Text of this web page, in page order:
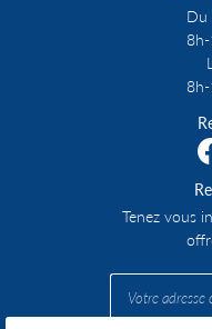
Du
Tenez vous